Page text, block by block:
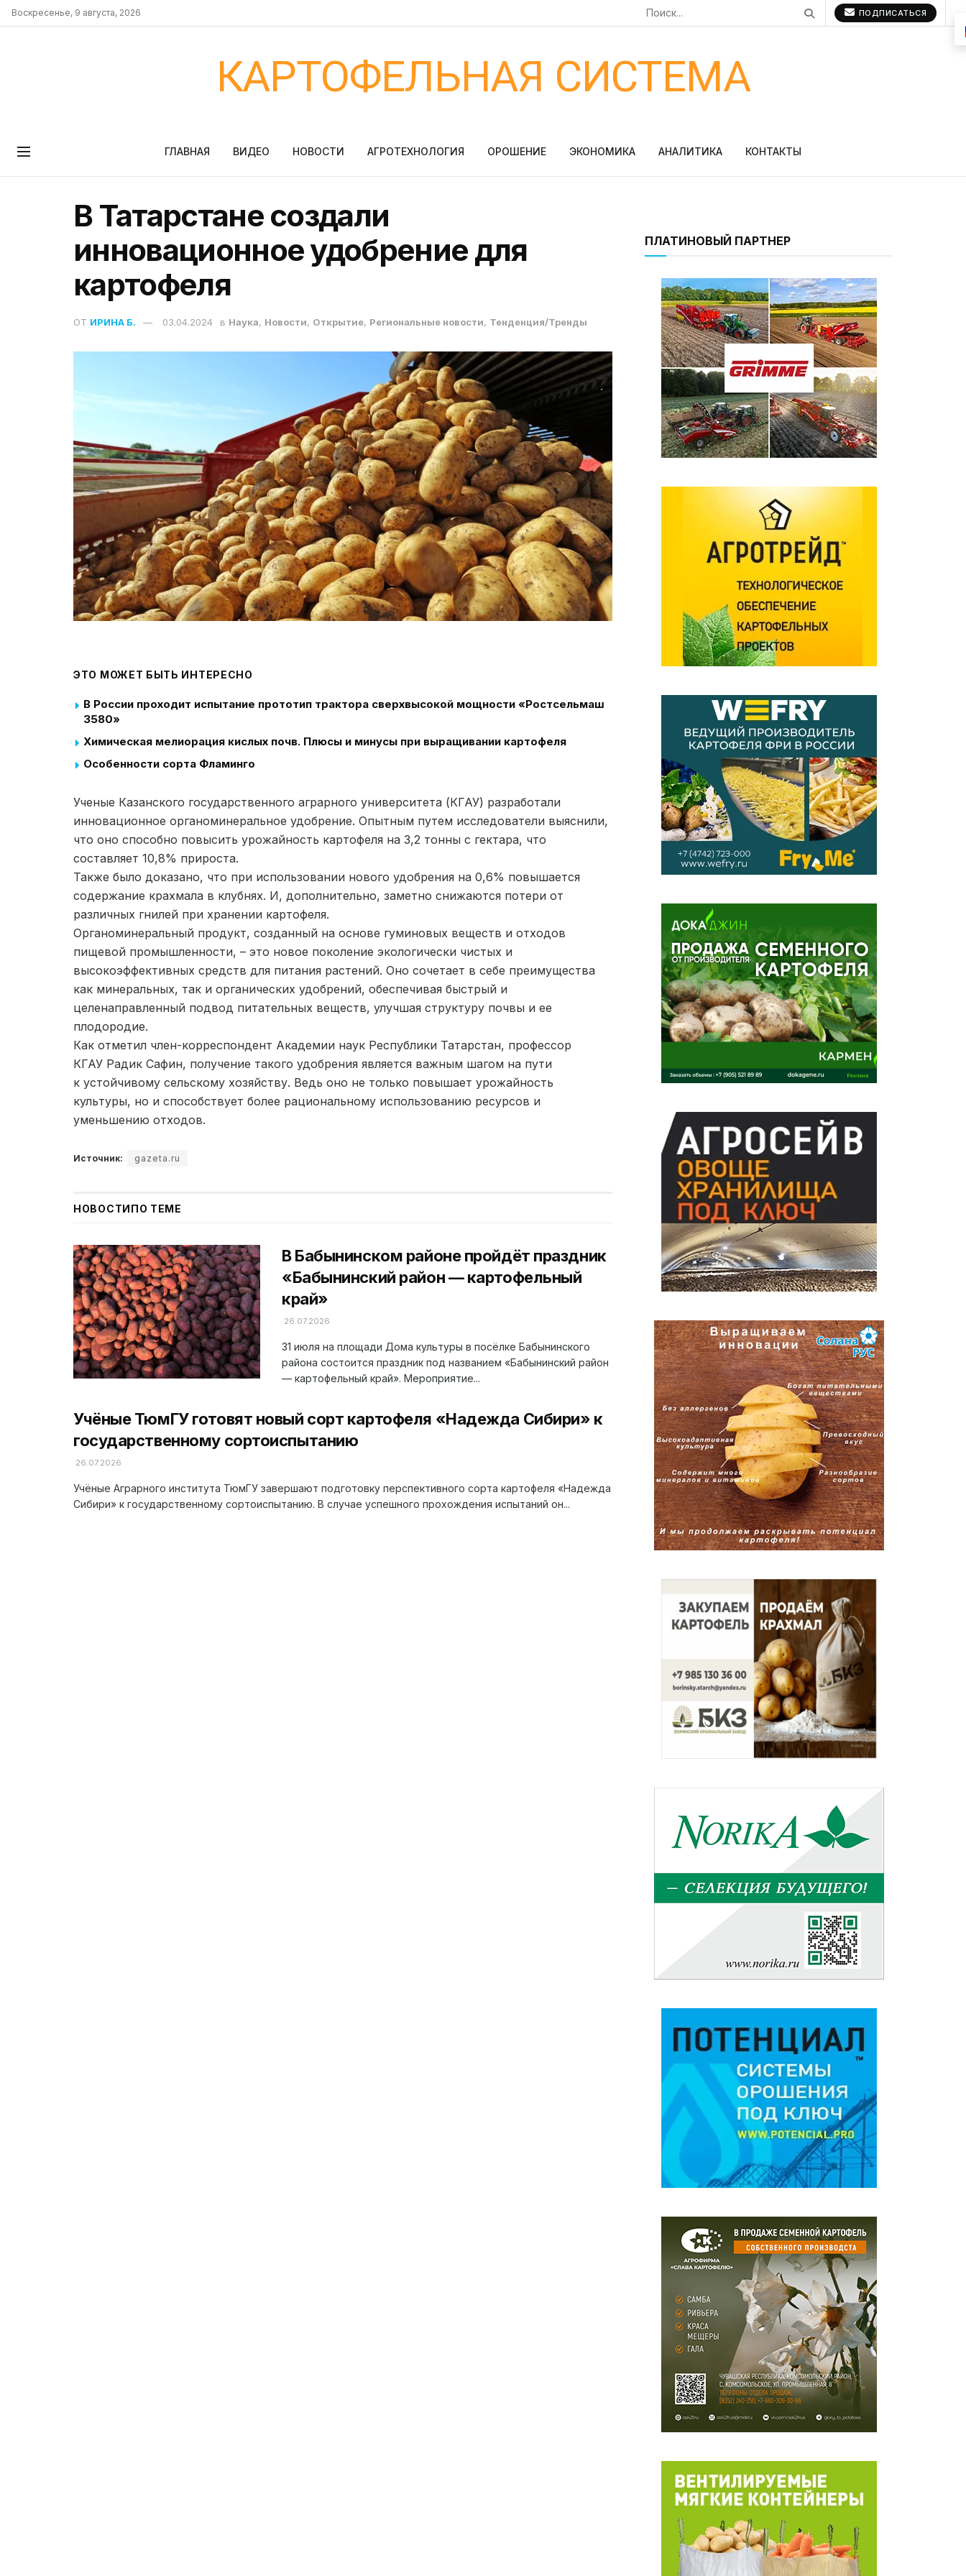
Воскресенье, 9 августа, 2026 ПОДПИСАТЬСЯ
КАРТОФЕЛЬНАЯ СИСТЕМА
ГЛАВНАЯ ВИДЕО НОВОСТИ АГРОТЕХНОЛОГИЯ ОРОШЕНИЕ ЭКОНОМИКА АНАЛИТИКА КОНТАКТЫ
В Татарстане создали
инновационное удобрение для
картофеля
ОТ ИРИНА Б. 03.04.2024 в Наука, Новости, Открытие, Региональные новости, Тенденция/Тренды
ЭТО МОЖЕТ БЫТЬ ИНТЕРЕСНО
В России проходит испытание прототип трактора сверхвысокой мощности «Ростсельмаш
3580»
Химическая мелиорация кислых почв. Плюсы и минусы при выращивании картофеля
Особенности сорта Фламинго
Ученые Казанского государственного аграрного университета (КГАУ) разработали
инновационное органоминеральное удобрение. Опытным путем исследователи выяснили,
что оно способно повысить урожайность картофеля на 3,2 тонны с гектара, что
составляет 10,8% прироста.
Также было доказано, что при использовании нового удобрения на 0,6% повышается
содержание крахмала в клубнях. И, дополнительно, заметно снижаются потери от
различных гнилей при хранении картофеля.
Органоминеральный продукт, созданный на основе гуминовых веществ и отходов
пищевой промышленности, – это новое поколение экологически чистых и
высокоэффективных средств для питания растений. Оно сочетает в себе преимущества
как минеральных, так и органических удобрений, обеспечивая быстрый и
целенаправленный подвод питательных веществ, улучшая структуру почвы и ее
плодородие.
Как отметил член-корреспондент Академии наук Республики Татарстан, профессор
КГАУ Радик Сафин, получение такого удобрения является важным шагом на пути
к устойчивому сельскому хозяйству. Ведь оно не только повышает урожайность
культуры, но и способствует более рациональному использованию ресурсов и
уменьшению отходов.
Источник: gazeta.ru
НОВОСТИПО ТЕМЕ
В Бабынинском районе пройдёт праздник
«Бабынинский район — картофельный
край»
26.07.2026
31 июля на площади Дома культуры в посёлке Бабынинского
района состоится праздник под названием «Бабынинский район
— картофельный край». Мероприятие...
Учёные ТюмГУ готовят новый сорт картофеля «Надежда Сибири» к
государственному сортоиспытанию
26.07.2026
Учёные Аграрного института ТюмГУ завершают подготовку перспективного сорта картофеля «Надежда
Сибири» к государственному сортоиспытанию. В случае успешного прохождения испытаний он...
ПЛАТИНОВЫЙ ПАРТНЕР